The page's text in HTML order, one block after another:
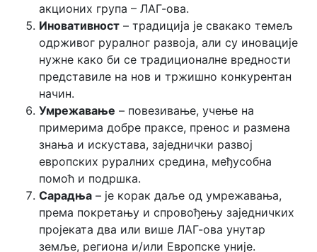
акционих група – ЛАГ-ова.
Иновативност – традиција је свакако темељ
одрживог руралног развоја, али су иновације
нужне како би се традиционалне вредности
представиле на нов и тржишно конкурентан
начин.
Умрежавање – повезивање, учење на
примерима добре праксе, пренос и размена
знања и искустава, заједнички развој
европских руралних средина, међусобна
помоћ и подршка.
Сарадња – је корак даље од умрежавања,
према покретању и спровођењу заједничких
пројеката два или више ЛАГ-ова унутар
земље, региона и/или Европске уније.